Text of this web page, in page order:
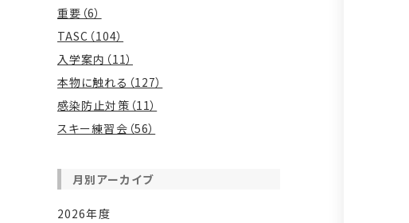
重要（6）
TASC（104）
入学案内（11）
本物に触れる（127）
感染防止対策（11）
スキー練習会（56）
月別アーカイブ
2026年度